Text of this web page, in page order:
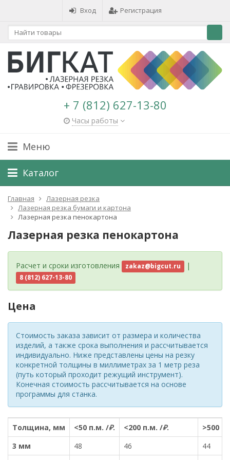
Вход Регистрация
+ 7 (812) 627-13-80
Часы работы
Меню
Каталог
Главная
Лазерная резка
Лазерная резка бумаги и картона
Лазерная резка пенокартона
Лазерная резка пенокартона
Расчет и сроки изготовления zakaz@bigcut.ru |
8 (812) 627-13-80
Цена
Стоимость заказа зависит от размера и количества
изделий, а также срока выполнения и рассчитывается
индивидуально. Ниже представлены цены на резку
конкретной толщины в миллиметрах за 1 метр реза
(путь который проходит режущий инструмент).
Конечная стоимость рассчитывается на основе
программы для станка.
Толщина, мм <50 п.м. /₽. <200 п.м. /₽.
>500
3 мм
48 46
44